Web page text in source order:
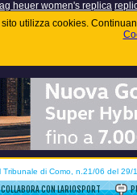
heuer women's replica
utilizza cookies.
di Como, n.21/06 del 29/
COLLABORA CON LARIOSPORT